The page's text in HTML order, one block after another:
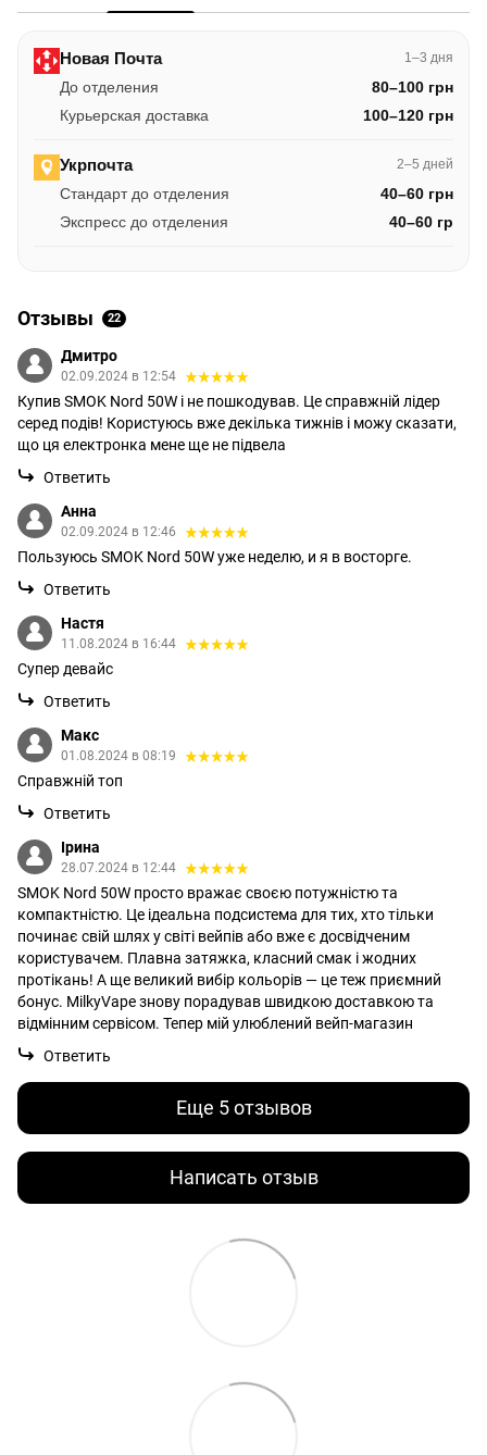
Новая Почта 1–3 дня
До отделения
80–100 грн
Курьерская доставка
100–120 грн
Укрпочта 2–5 дней
Стандарт до отделения
40–60 грн
Экспресс до отделения
40–60 гр
Отзывы 22
Дмитро
02.09.2024 в 12:54
Купив SMOK Nord 50W і не пошкодував. Це справжній лідер
серед подів! Користуюсь вже декілька тижнів і можу сказати,
що ця електронка мене ще не підвела
Ответить
Анна
02.09.2024 в 12:46
Пользуюсь SMOK Nord 50W уже неделю, и я в восторге.
Ответить
Настя
11.08.2024 в 16:44
Супер девайс
Ответить
Макс
01.08.2024 в 08:19
Справжній топ
Ответить
Ірина
28.07.2024 в 12:44
SMOK Nord 50W просто вражає своєю потужністю та
компактністю. Це ідеальна подсистема для тих, хто тільки
починає свій шлях у світі вейпів або вже є досвідченим
користувачем. Плавна затяжка, класний смак і жодних
протікань! А ще великий вибір кольорів — це теж приємний
бонус. MilkyVape знову порадував швидкою доставкою та
відмінним сервісом. Тепер мій улюблений вейп-магазин
Ответить
Еще 5 отзывов
Написать отзыв